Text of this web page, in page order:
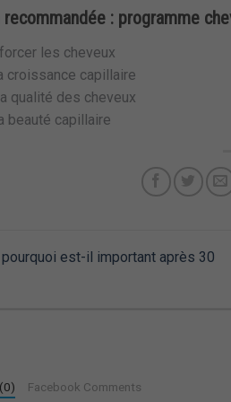
recommandée : programme
les cheveux
croissance capillaire
qualité des cheveux
beauté capillaire
est-il important après 30
Facebook Comments